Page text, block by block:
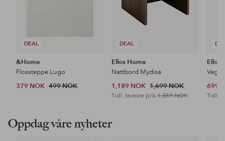
DEAL
&Home
Flossteppe Lugo
379 NOK 499 NOK
DEAL
Ellos Home
Nattbord Mydisa
1,189 NOK 1,699 NOK
Tidl. laveste pris1,359 NOK
Ellos
699
Tidl.
Oppdag våre nyheter